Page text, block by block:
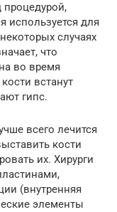
процедурой,
используется для
случаях
что
во время
встанут
гипс.
всего лечится
кости
их. Хирурги
(внутренняя
элементы